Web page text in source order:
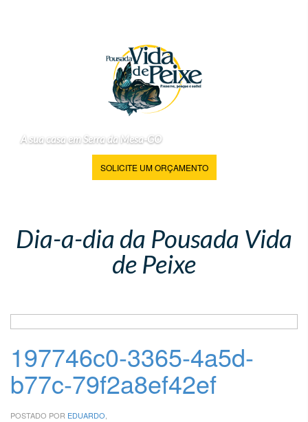
A sua casa em Serra da Mesa-GO
SOLICITE UM ORÇAMENTO
Dia-a-dia da Pousada Vida
de Peixe
197746c0-3365-4a5d-
b77c-79f2a8ef42ef
POSTADO POR EDUARDO,